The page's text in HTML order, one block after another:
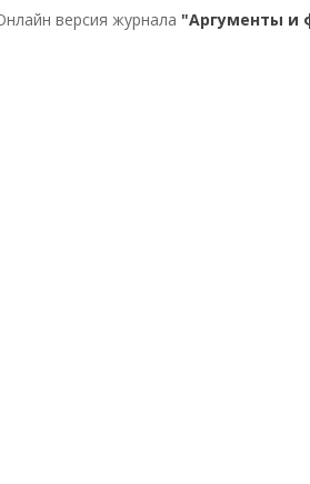
версия журнала "Аргументы и